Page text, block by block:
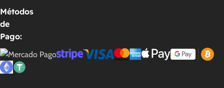
Autodesk
Editor Autodesk Editor Avast Software
Métodos
de
Pago: